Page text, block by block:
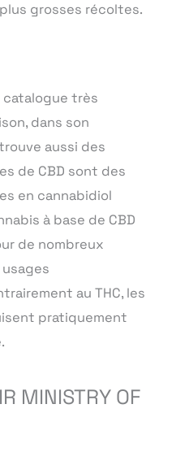
grosses récoltes.
catalogue très
dans son
aussi des
de CBD sont des
en cannabidiol
à base de CBD
de nombreux
au THC, les
pratiquement
MINISTRY OF